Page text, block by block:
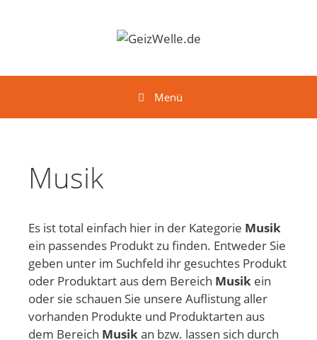
Menü
Musik
Es ist total einfach hier in der Kategorie Musik
ein passendes Produkt zu finden. Entweder Sie
geben unter im Suchfeld ihr gesuchtes Produkt
oder Produktart aus dem Bereich Musik ein
oder sie schauen Sie unsere Auflistung aller
vorhanden Produkte und Produktarten aus
dem Bereich Musikan bzw. lassen sich durch